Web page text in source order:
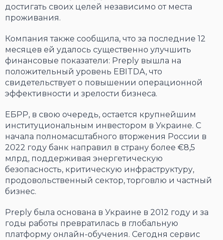
достигать своих целей независимо от места
проживания.
Компания также сообщила, что за последние 12
месяцев ей удалось существенно улучшить
финансовые показатели: Preply вышла на
положительный уровень EBITDA, что
свидетельствует о повышении операционной
эффективности и зрелости бизнеса.
ЕБРР, в свою очередь, остается крупнейшим
институциональным инвестором в Украине. С
начала полномасштабного вторжения России в
2022 году банк направил в страну более €8,5
млрд, поддерживая энергетическую
безопасность, критическую инфраструктуру,
продовольственный сектор, торговлю и частный
бизнес.
Preply была основана в Украине в 2012 году и за
годы работы превратилась в глобальную
платформу онлайн-обучения. Сегодня сервис